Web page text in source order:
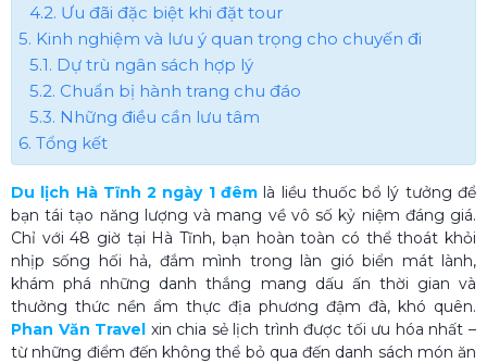
4.2. Ưu đãi đặc biệt khi đặt tour
5. Kinh nghiệm và lưu ý quan trọng cho chuyến đi
5.1. Dự trù ngân sách hợp lý
5.2. Chuẩn bị hành trang chu đáo
5.3. Những điều cần lưu tâm
6. Tổng kết
Du lịch Hà Tĩnh 2 ngày 1 đêm là liều thuốc bổ lý tưởng để
bạn tái tạo năng lượng và mang về vô số kỷ niệm đáng giá.
Chỉ với 48 giờ tại Hà Tĩnh, bạn hoàn toàn có thể thoát khỏi
nhịp sống hối hả, đắm mình trong làn gió biển mát lành,
khám phá những danh thắng mang dấu ấn thời gian và
thưởng thức nền ẩm thực địa phương đậm đà, khó quên.
Phan Văn Travel xin chia sẻ lịch trình được tối ưu hóa nhất –
từ những điểm đến không thể bỏ qua đến danh sách món ăn